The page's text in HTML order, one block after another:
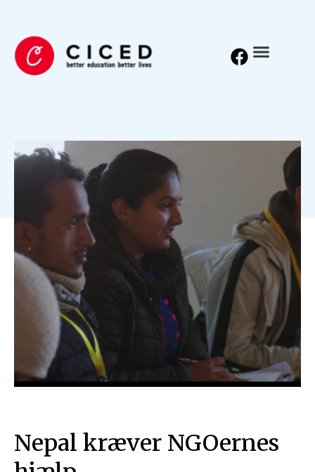
Nepal kræver NGOernes
hjælp
7. juni 2021
Johnny Baltzersen
Rita Tisdall og Johnny Baltzersen
Over 65% af PCR-testene er positive. COVID-19
officielle smittetal nærmer sig nu 600.000.
Hospitalerne er kollapset. Der mangler ilt.